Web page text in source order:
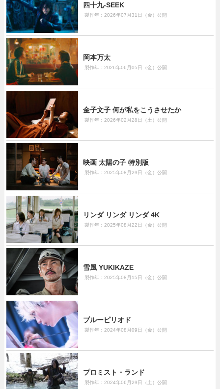
四十九-SEEK
製作年：2026年07月31日（金）公開
岡本万太
製作年：2026年06月05日（金）公開
金子文子 何が私をこうさせたか
製作年：2026年02月28日（土）公開
映画 太陽の子 特別版
製作年：2025年08月29日（金）公開
リンダ リンダ リンダ 4K
製作年：2025年08月22日（金）公開
雪風 YUKIKAZE
製作年：2025年08月15日（金）公開
ブルーピリオド
製作年：2024年08月09日（金）公開
プロミスト・ランド
製作年：2024年06月29日（土）公開